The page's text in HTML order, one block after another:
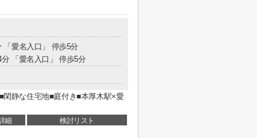
「愛名入口」 停歩5分
分 「愛名入口」 停歩5分
閑静な住宅地■庭付き■本厚木駅×愛
細 検討リスト